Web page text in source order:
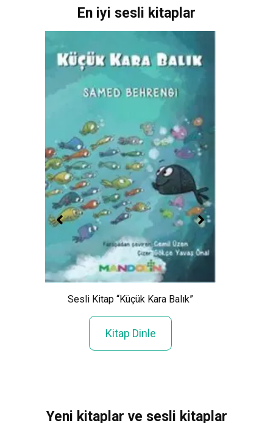
En iyi sesli kitaplar
Sesli Kitap “Küçük Kara Balık”
Kitap Dinle
Yeni kitaplar ve sesli kitaplar